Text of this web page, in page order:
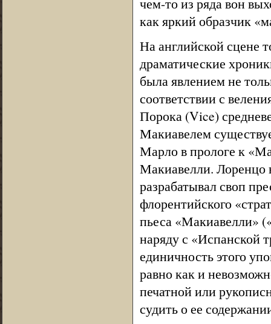
чем-то из ряда вон
как яркий образчик
На английской сцене
драматические
была явлением не
соответствии с
Порока (Vice)
Макиавелем
Марло в прологе к
Макиавелли. Лоренцо
разрабатывал своп
флорентийского
пьеса «Макиавелли»
наряду с «Испанской
единичность этого
равно как и
печатной или
судить о ее